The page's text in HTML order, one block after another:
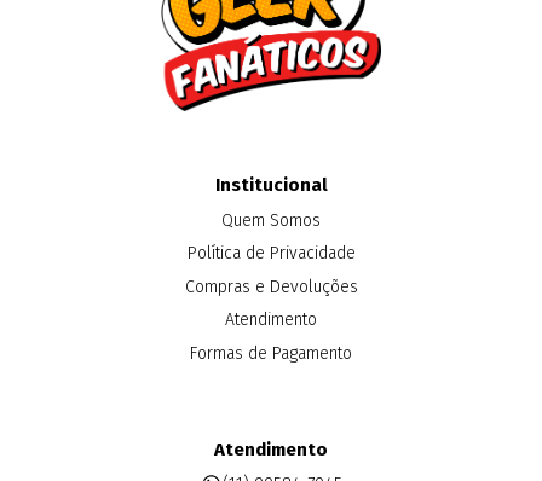
Institucional
Quem Somos
Política de Privacidade
Compras e Devoluções
Atendimento
Formas de Pagamento
Atendimento